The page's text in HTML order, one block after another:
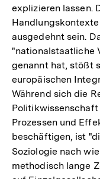
explizieren lassen.
ausgedehnt sein.
"nationalstaatliche
genannt hat, stößt
europäischen
Während sich die
Prozessen und
beschäftigen, ist
Soziologie nach
methodisch lange